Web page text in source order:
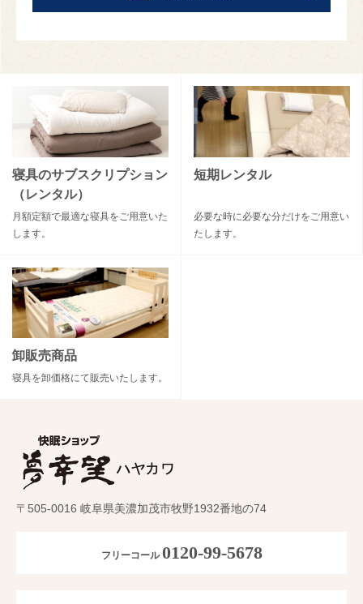
寝具のサブスクリプション
（レンタル）
月額定額で最適な寝具をご用意いた
します。
短期レンタル
必要な時に必要な分だけをご用意い
たします。
卸販売商品
寝具を卸価格にて販売いたします。
〒505-0016 岐阜県美濃加茂市牧野1932番地の74
フリーコール0120-99-5678